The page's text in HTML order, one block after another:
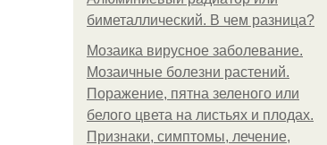
биметаллический. В чем разница?
Мозаика вирусное заболевание.
Мозаичные болезни растений.
Поражение, пятна зеленого или
белого цвета на листьях и плодах.
Признаки, симптомы, лечение,